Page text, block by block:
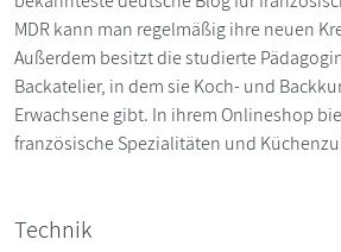
MDR kann man regelmäßig ihre neuen
Außerdem besitzt die studierte
Backatelier, in dem sie Koch- und
Erwachsene gibt. In ihrem Onlineshop
französische Spezialitäten und
Technik